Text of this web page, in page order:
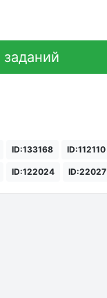
ID:133168 ID:112110
ID:122024 ID:22027